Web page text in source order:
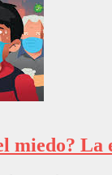
miedo?